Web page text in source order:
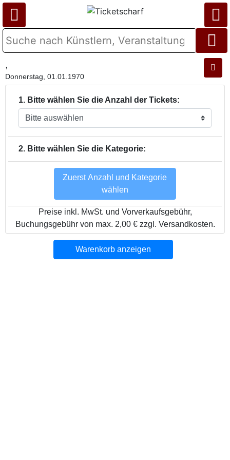
,
Donnerstag, 01.01.1970
1. Bitte wählen Sie die Anzahl der Tickets:
2. Bitte wählen Sie die Kategorie:
Zuerst Anzahl und Kategorie
wählen
Preise inkl. MwSt. und Vorverkaufsgebühr,
Buchungsgebühr von max. 2,00 € zzgl. Versandkosten.
Warenkorb anzeigen